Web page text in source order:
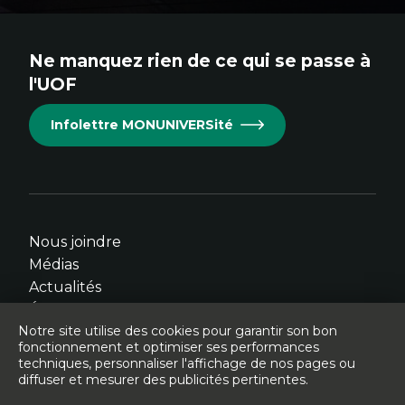
Cet
s'ouvrira
dans
fenêtre.
Cet
s'ouvrira
dans
fenêtre.
Cet
s'ouvrira
dans
fenêtre.
Cet
s'ouvrira
dans
fenêtre.
Cet
s'ouvrira
dans
fenêtre.
Ne manquez rien de ce qui se passe à
l'UOF
Infolettre MONUNIVERSité
Nous joindre
Médias
Actualités
© Université de l'Ontario français - 2026
Notre site utilise des cookies pour garantir son bon
fonctionnement et optimiser ses performances
techniques, personnaliser l'affichage de nos pages ou
diffuser et mesurer des publicités pertinentes.